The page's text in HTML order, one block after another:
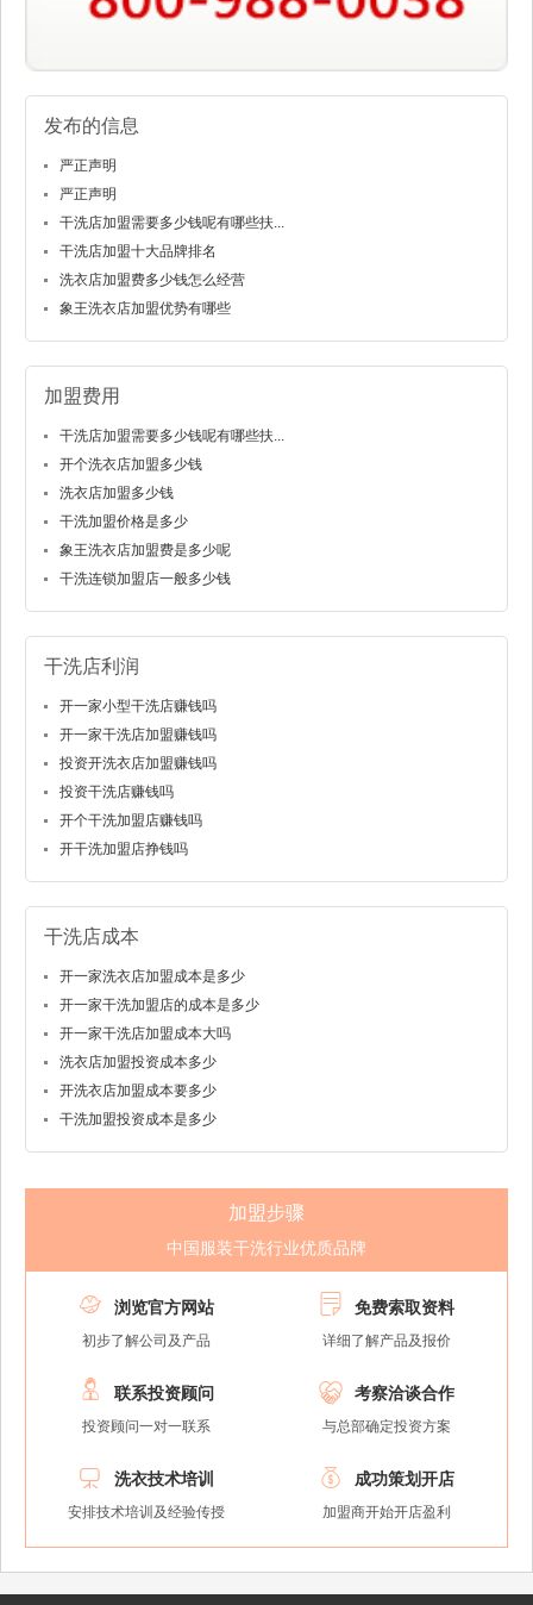
发布的信息
严正声明
严正声明
干洗店加盟需要多少钱呢有哪些扶...
干洗店加盟十大品牌排名
洗衣店加盟费多少钱怎么经营
象王洗衣店加盟优势有哪些
加盟费用
干洗店加盟需要多少钱呢有哪些扶...
开个洗衣店加盟多少钱
洗衣店加盟多少钱
干洗加盟价格是多少
象王洗衣店加盟费是多少呢
干洗连锁加盟店一般多少钱
干洗店利润
开一家小型干洗店赚钱吗
开一家干洗店加盟赚钱吗
投资开洗衣店加盟赚钱吗
投资干洗店赚钱吗
开个干洗加盟店赚钱吗
开干洗加盟店挣钱吗
干洗店成本
开一家洗衣店加盟成本是多少
开一家干洗加盟店的成本是多少
开一家干洗店加盟成本大吗
洗衣店加盟投资成本多少
开洗衣店加盟成本要多少
干洗加盟投资成本是多少
加盟步骤
中国服装干洗行业优质品牌
 浏览官方网站
初步了解公司及产品
 免费索取资料
详细了解产品及报价
 联系投资顾问
投资顾问一对一联系
 考察洽谈合作
与总部确定投资方案
 洗衣技术培训
安排技术培训及经验传授
 成功策划开店
加盟商开始开店盈利